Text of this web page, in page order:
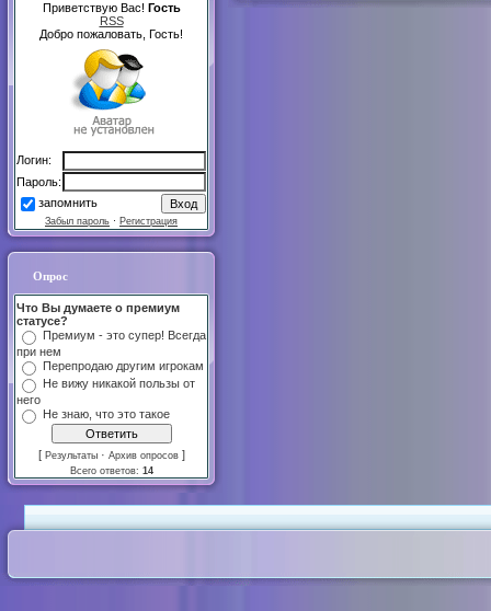
Приветствую Вас! Гость
RSS
Добро пожаловать, Гость!
Логин:
Пароль:
запомнить
Забыл пароль · Регистрация
Опрос
Что Вы думаете о премиум
статусе?
Премиум - это супер! Всегда
при нем
Перепродаю другим игрокам
Не вижу никакой пользы от
него
Не знаю, что это такое
[ Результаты · Архив опросов ]
Всего ответов: 14